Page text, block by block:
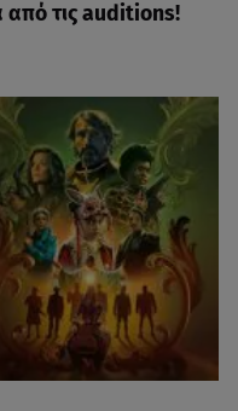
από τις auditions!